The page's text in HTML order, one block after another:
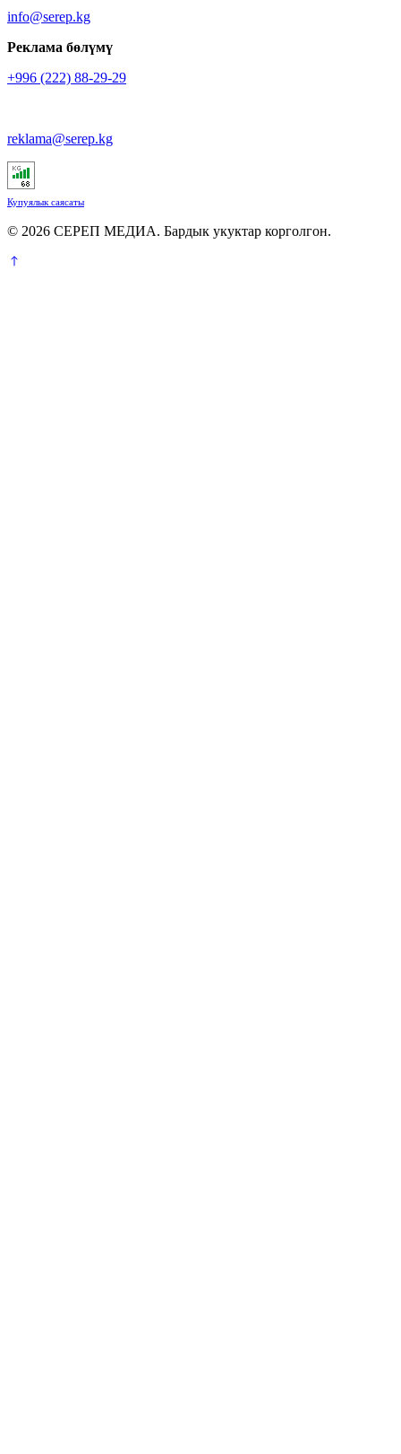
info@serep.kg
Реклама бөлүмү
+996 (222) 88-29-29
reklama@serep.kg
Купуялык саясаты
© 2026 СЕРЕП МЕДИА. Бардык укуктар корголгон.